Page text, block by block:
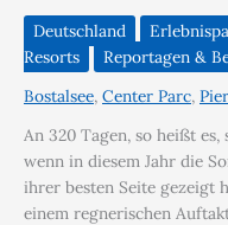
Deutschland
Resorts
Reportagen &
Bostalsee, Center Parc,
An 320 Tagen, so heißt
wenn in diesem Jahr die
ihrer besten Seite gezeigt
einem regnerischen